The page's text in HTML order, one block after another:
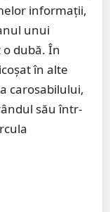
informații,
unui
dubă. În
în alte
carosabilului,
său într-